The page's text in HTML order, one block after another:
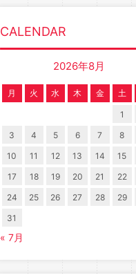
CALENDAR
2026年8月
月 火 水 木 金 土
1
3
4 5 6 7 8
10
11 12 13 14 15
17
18 19 20 21 22
24
25 26 27 28 29
31
« 7月